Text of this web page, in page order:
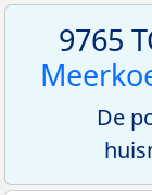
9765
De